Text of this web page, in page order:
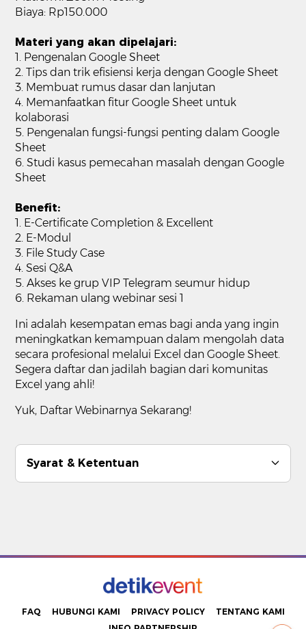
Biaya: Rp150.000
Materi yang akan dipelajari:
1. Pengenalan Google Sheet
2. Tips dan trik efisiensi kerja dengan Google Sheet
3. Membuat rumus dasar dan lanjutan
4. Memanfaatkan fitur Google Sheet untuk
kolaborasi
5. Pengenalan fungsi-fungsi penting dalam Google
Sheet
6. Studi kasus pemecahan masalah dengan Google
Sheet
Benefit:
1. E-Certificate Completion & Excellent
2. E-Modul
3. File Study Case
4. Sesi Q&A
5. Akses ke grup VIP Telegram seumur hidup
6. Rekaman ulang webinar sesi 1
Ini adalah kesempatan emas bagi anda yang ingin
meningkatkan kemampuan dalam mengolah data
secara profesional melalui Excel dan Google Sheet.
Segera daftar dan jadilah bagian dari komunitas
Excel yang ahli!
Yuk, Daftar Webinarnya Sekarang!
Syarat & Ketentuan
FAQ HUBUNGI KAMI PRIVACY POLICY
TENTANG KAMI